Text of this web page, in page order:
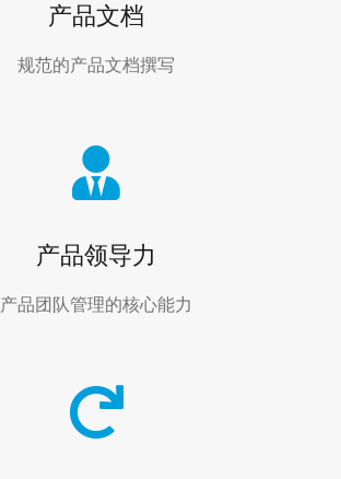
产品文档
规范的产品文档撰写
产品领导力
产品团队管理的核心能力